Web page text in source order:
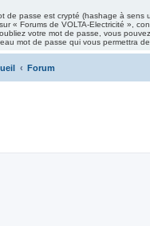
de passe est crypté (hashage à sens
« Forums de VOLTA-Electricité »,
votre mot de passe, vous
mot de passe qui vous permettra
Forum